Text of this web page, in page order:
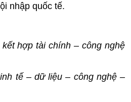
nhập quốc tế.
kết hợp tài chính – công nghệ
tế – dữ liệu – công nghệ –